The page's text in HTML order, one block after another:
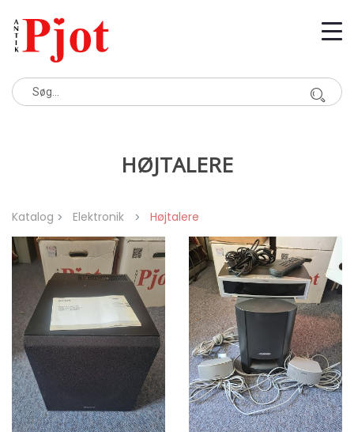
HØJTALERE
Katalog Elektronik Højtalere